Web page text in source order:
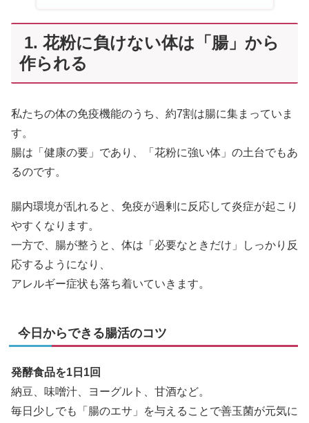
1. 花粉に負けない体は「腸」から
作られる
私たちの体の免疫機能のうち、約7割は腸に集まっていま
す。
腸は「健康の要」であり、「花粉に強い体」の土台でもあ
るのです。
腸内環境が乱れると、免疫が過剰に反応して炎症が起こり
やすくなります。
一方で、腸が整うと、体は「必要なときだけ」しっかり反
応するようになり、
アレルギー症状も落ち着いていきます。
今日からできる腸活のコツ
発酵食品を1日1回
納豆、味噌汁、ヨーグルト、甘酒など。
毎日少しでも「腸のエサ」を与えることで善玉菌が元気に